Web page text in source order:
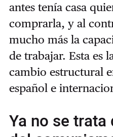
antes tenía casa
comprarla, y al
mucho más la
de trabajar. Esta es
cambio estructural
español e
Ya no se